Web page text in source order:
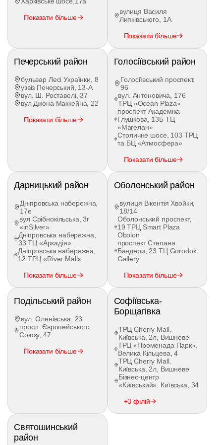
розворот на дорозі,
заїзд та з’їзд з кільця,
безпечній поведінці водія в умовах міського
Адміністрація допоможе підібрати оптимальний
Безпосередньо перед початком курсу учень
обирає програму та здійснює оплату.
Висновок
експрес курс навчання водіннюне є
чимось надзвичайним і не означає, що водій-
новачок не матиме базових знань і не
володітиме навичками, як при проходженні
стандартного курсу. В автошколі Driver такий
курс триває 1-2 місяці, але охоплює всю теорію
рівні.
Зазвичай учні обирають прискорене навчання
через власну завантаженість та бажання
отримати права за короткий час.
Показати більше
вулиця Василя
Липківського, 1А
Показати більше
Печерський район
бульвар Лесі Українки, 8
узвіз Печерський, 13-А
вул. Ш. Роставелі, 37
вул Джона Маккейна, 22
Показати більше
Голосіївський район
Голосіївський проспект,
96
вул. Антоновича, 176
ТРЦ «Ocean Plaza»
проспект Академіка
Глушкова, 13Б ТЦ
«Магелан»
Столичне шосе, 103 ТРЦ
та БЦ «Атмосфера»
Показати більше
Дарницький район
Дніпровська набережна,
17е
вул Срібнокільська, 3г
«inSilver»
Дніпровська набережна,
33 ТЦ «Аркадія»
Дніпровська набережна,
12 ТРЦ «River Mall»
Показати більше
Оболонський район
вулиця Вікентія Хвойки,
18/14
Оболонський проспект,
19 ТРЦ Smart Plaza
Obolon
проспект Степана
Бандери, 23 ТЦ Gorodok
Gallery
Показати більше
Подільський район
вул. Оленівська, 23
просп. Європейського
Союзу, 47
Показати більше
Софіївська-
Борщагівка
ТРЦ Cherry Mall.
Київська, 2л, Вишневе
ТРЦ «Променада Парк».
Велика Кільцева, 4
ТРЦ Cherry Mall.
Київська, 2л, Вишневе
Бізнес-центр
«Київський». Київська, 34
+3 філій
Святошинський
район